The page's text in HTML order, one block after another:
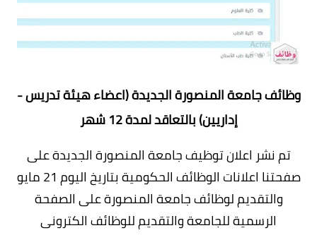
وظائف جامعة المنصورة الجديدة (اعضاء هيئة تدريس -
إداريين) بالتعاقد لمدة 12 شهر
تم نشر اعلان توظيف جامعة المنصورة الجديدة على
صفحتنا اعلانات الوظائف الحكومية بتاريخ اليوم 21 مايو
والتقديم لوظائف جامعة المنصورة على الصفحة
الرسمية للجامعة والتقديم للوظائف الكترونى